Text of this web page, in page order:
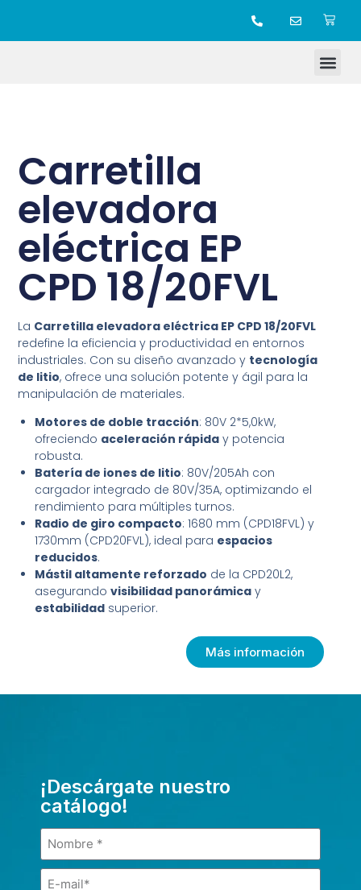
Carretilla
elevadora
eléctrica EP
CPD 18/20FVL
La Carretilla elevadora eléctrica EP CPD 18/20FVL
redefine la eficiencia y productividad en entornos
industriales. Con su diseño avanzado y tecnología
de litio, ofrece una solución potente y ágil para la
manipulación de materiales.
Motores de doble tracción: 80V 2*5,0kW,
ofreciendo aceleración rápida y potencia
robusta.
Batería de iones de litio: 80V/205Ah con
cargador integrado de 80V/35A, optimizando el
rendimiento para múltiples turnos.
Radio de giro compacto: 1680 mm (CPD18FVL) y
1730mm (CPD20FVL), ideal para espacios
reducidos.
Mástil altamente reforzado de la CPD20L2,
asegurandovisibilidad panorámica y
estabilidad superior.
Más información
¡Descárgate nuestro
catálogo!